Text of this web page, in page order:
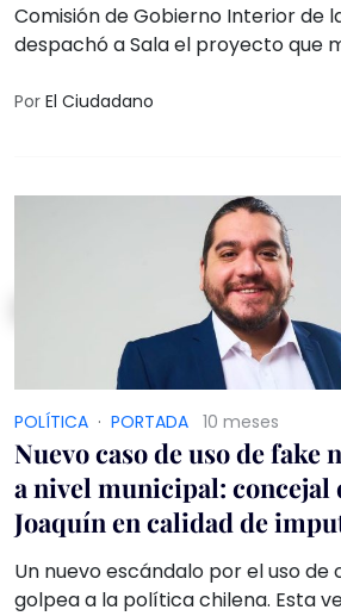
Comisión de Gobierno Interior de
despachó a Sala el proyecto que
municipalidades, que les otorga
calles, y la regularización y
quienes ejercen este tipo de
Por El Ciudadano
POLÍTICA · PORTADA 10 meses
Nuevo caso de uso de fake
a nivel municipal: concejal
Joaquín en calidad de
Un nuevo escándalo por el uso de
golpea a la política chilena. Esta